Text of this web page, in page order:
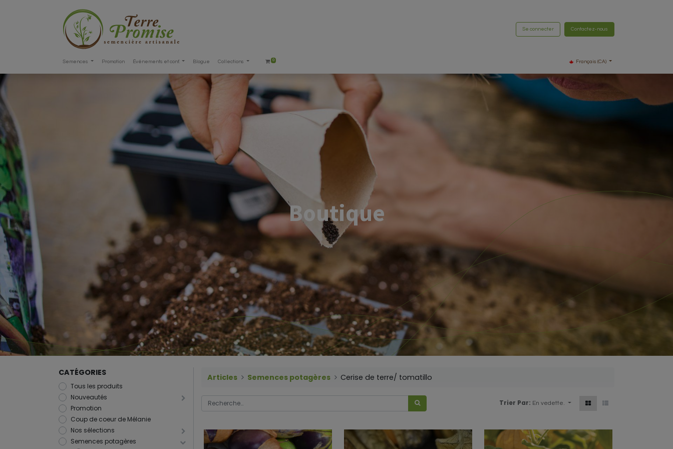
Se connecter Contactez-nous
Semences Promotion Événements et conf. Blogue Collections 0 Français (CA)
Boutique
CATÉGORIES
Tous les produits
Nouveautés
Promotion
Coup de coeur de Mélanie
Nos sélections
Semences potagères
Articles Semences potagères Cerise de terre/ tomatillo
Trier Par: En vedette.